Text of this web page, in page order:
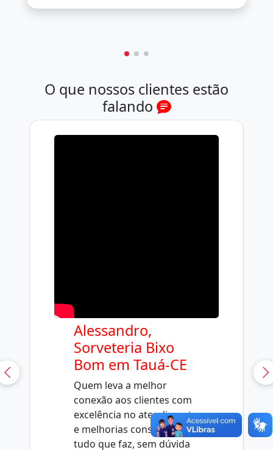
O que nossos clientes estão
falando
Alessandro,
Sorveteria Bixo
Bom em Tauá-CE
Quem leva a melhor
conexão aos clientes com
excelência no atendimento
e melhorias constantes em
tudo que faz, sem dúvida